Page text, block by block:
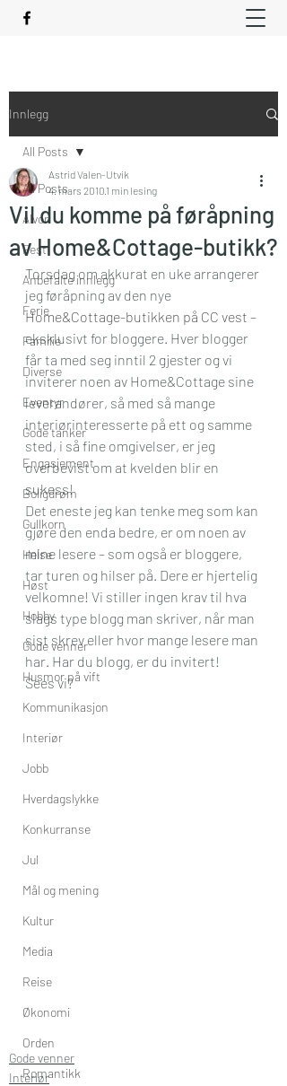
Innlegg
All Posts
Alvor
Fest
Anbefalte innlegg
Ferie
Familie
Diverse
Eventyr
Gode tanker
Engasjement
Boligdrøm
Gullkorn
Helse
Høst
Hobby
Gode venner
Husmor på vift
Kommunikasjon
Interiør
Jobb
Hverdagslykke
Konkurranse
Jul
Mål og mening
Kultur
Media
Reise
Økonomi
Orden
Romantikk
All Posts
Vil du komme på føråpning
av Home&Cottage-butikk?
Astrid Valen-Utvik
4. mars 2010 1 min lesing
Torsdag om akkurat en uke arrangerer
jeg føråpning av den nye
Home&Cottage-butikken på CC vest –
eksklusivt for bloggere. Hver blogger
får ta med seg inntil 2 gjester og vi
inviterer noen av Home&Cottage sine
leverandører, så med så mange
interiørinteresserte på ett og samme
sted, i så fine omgivelser, er jeg
overbevist om at kvelden blir en
sukess!
Det eneste jeg kan tenke meg som kan
gjøre den enda bedre, er om noen av
mine lesere – som også er bloggere,
tar turen og hilser på. Dere er hjertelig
velkomne! Vi stiller ingen krav til hva
slags type blogg man skriver, når man
sist skrev eller hvor mange lesere man
har. Har du blogg, er du invitert!
Sees vi?
Gode venner
Interiør